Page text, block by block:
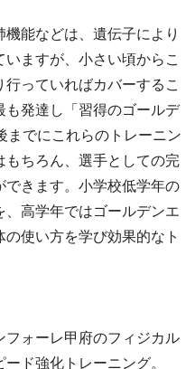
能などは、遺伝子により
ますが、小さい頃からこ
っていればカバーするこ
も発達し「習得のゴールデ
までにこれらのトレーニン
もちろん、選手としての完
できます。小学校低学年の
高学年ではゴールデンエ
使い方を学び効果的なト
フォーレ甲府のフィジカル
ド強化トレーニング。